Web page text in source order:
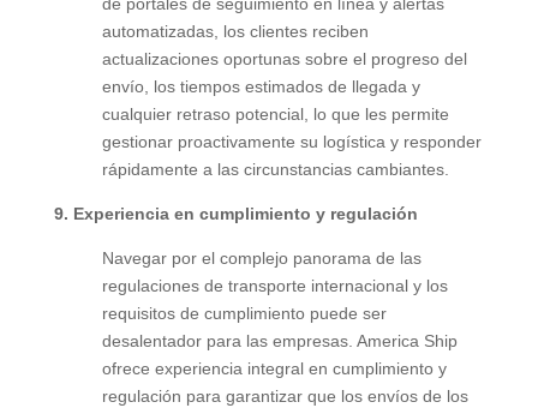
automatizadas, los clientes reciben
actualizaciones oportunas sobre el progreso del
envío, los tiempos estimados de llegada y
cualquier retraso potencial, lo que les permite
gestionar proactivamente su logística y responder
rápidamente a las circunstancias cambiantes.
9. Experiencia en cumplimiento y regulación
Navegar por el complejo panorama de las
regulaciones de transporte internacional y los
requisitos de cumplimiento puede ser
desalentador para las empresas. America Ship
ofrece experiencia integral en cumplimiento y
regulación para garantizar que los envíos de los